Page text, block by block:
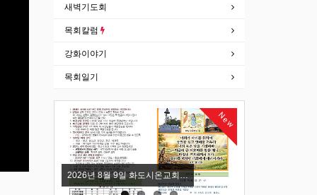
새벽기도회
목회칼럼
강화이야기
목회일기
New
2026년 8월 9일 화도시온교회…